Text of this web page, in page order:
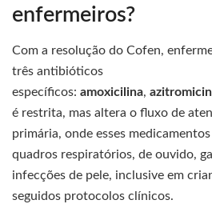
enfermeiros?
Com a resolução do Cofen,
três antibióticos
específicos: amoxicilina,
é restrita, mas altera o fluxo de
primária, onde esses
quadros respiratórios, de ouvido,
infecções de pele, inclusive em
seguidos protocolos clínicos.